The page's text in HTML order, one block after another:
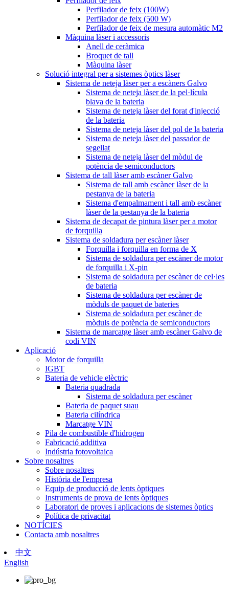
Perfilador de feix (100W)
Perfilador de feix (500 W)
Perfilador de feix de mesura automàtic M2
Màquina làser i accessoris
Anell de ceràmica
Broquet de tall
Màquina làser
Solució integral per a sistemes òptics làser
Sistema de neteja làser per a escàners Galvo
Sistema de neteja làser de la pel·lícula
blava de la bateria
Sistema de neteja làser del forat d'injecció
de la bateria
Sistema de neteja làser del pol de la bateria
Sistema de neteja làser del passador de
segellat
Sistema de neteja làser del mòdul de
potència de semiconductors
Sistema de tall làser amb escàner Galvo
Sistema de tall amb escàner làser de la
pestanya de la bateria
Sistema d'empalmament i tall amb escàner
làser de la pestanya de la bateria
Sistema de decapat de pintura làser per a motor
de forquilla
Sistema de soldadura per escàner làser
Forquilla i forquilla en forma de X
Sistema de soldadura per escàner de motor
de forquilla i X-pin
Sistema de soldadura per escàner de cel·les
de bateria
Sistema de soldadura per escàner de
mòduls de paquet de bateries
Sistema de soldadura per escàner de
mòduls de potència de semiconductors
Sistema de marcatge làser amb escàner Galvo de
codi VIN
Aplicació
Motor de forquilla
IGBT
Bateria de vehicle elèctric
Bateria quadrada
Sistema de soldadura per escàner
Bateria de paquet suau
Bateria cilíndrica
Marcatge VIN
Pila de combustible d'hidrogen
Fabricació additiva
Indústria fotovoltaica
Sobre nosaltres
Sobre nosaltres
Història de l'empresa
Equip de producció de lents òptiques
Instruments de prova de lents òptiques
Laboratori de proves i aplicacions de sistemes òptics
Política de privacitat
NOTÍCIES
Contacta amb nosaltres
中文
English